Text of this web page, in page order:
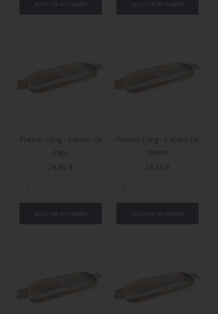
Plateau Long - L’apéro De
Papy
Prix
24,80 €
Plateau Long - L’apéro De
Mamie
Prix
24,80 €